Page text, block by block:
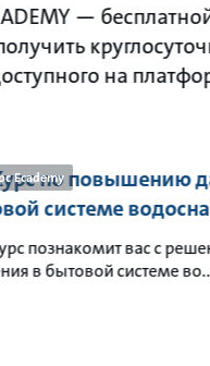
—
на
Ecademyпо повышению
системе
познакомит вас с
в бытовой системе во